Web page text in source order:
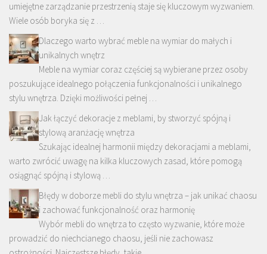
umiejętne zarządzanie przestrzenią staje się kluczowym wyzwaniem.
Wiele osób boryka się z …
Dlaczego warto wybrać meble na wymiar do małych i
unikalnych wnętrz
Meble na wymiar coraz częściej są wybierane przez osoby
poszukujące idealnego połączenia funkcjonalności i unikalnego
stylu wnętrza. Dzięki możliwości pełnej …
Jak łączyć dekoracje z meblami, by stworzyć spójną i
stylową aranżację wnętrza
Szukając idealnej harmonii między dekoracjami a meblami,
warto zwrócić uwagę na kilka kluczowych zasad, które pomogą
osiągnąć spójną i stylową …
Błędy w doborze mebli do stylu wnętrza – jak unikać chaosu
i zachować funkcjonalność oraz harmonię
Wybór mebli do wnętrza to często wyzwanie, które może
prowadzić do niechcianego chaosu, jeśli nie zachowasz